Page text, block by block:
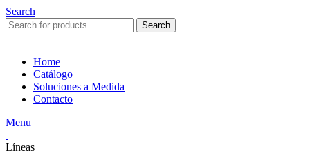
Search
Search
Home
Catálogo
Soluciones a Medida
Contacto
Menu
Líneas